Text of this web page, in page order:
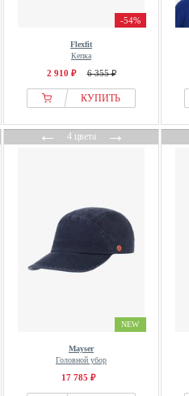
-54%
Flexfit
Кепка
2 910 ₽ 6 355 ₽
КУПИТЬ
←4 цвета→
NEW
Mayser
Головной убор
17 785 ₽